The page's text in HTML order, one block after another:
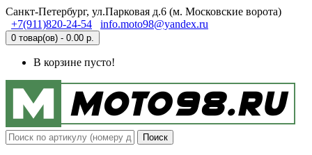
Санкт-Петербург, ул.Парковая д.6 (м. Московские ворота)
+7(911)820-24-54
info.moto98@yandex.ru
0 товар(ов) - 0.00 р.
В корзине пусто!
Поиск